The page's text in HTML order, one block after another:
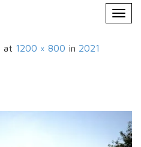
at 1200 × 800 in 2021